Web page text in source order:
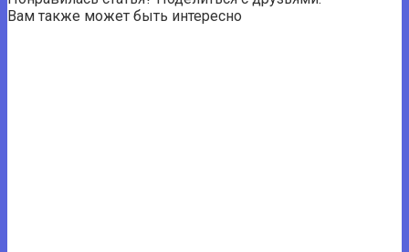
Вам также может быть интересно